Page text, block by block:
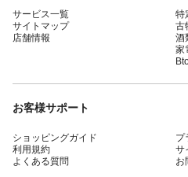
サービス一覧
サイトマップ
店舗情報
特
古
酒
家
お客様サポート
ショッピングガイド
利用規約
よくある質問
プ
サ
お